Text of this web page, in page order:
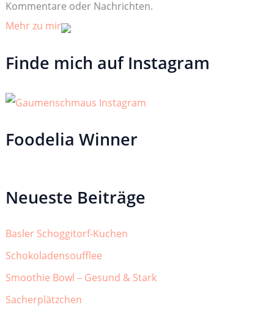
Kommentare oder Nachrichten.
Mehr zu mir
Finde mich auf Instagram
Foodelia Winner
Neueste Beiträge
Basler Schoggitorf-Kuchen
Schokoladensoufflee
Smoothie Bowl – Gesund & Stark
Sacherplätzchen